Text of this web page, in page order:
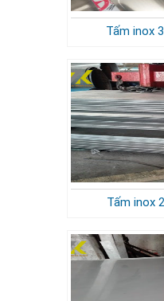
Tấm inox
Tấm inox